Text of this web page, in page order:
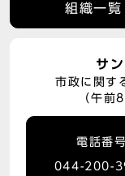
組織一覧
サ
市政に関す
（午前
電話番号
044-200-